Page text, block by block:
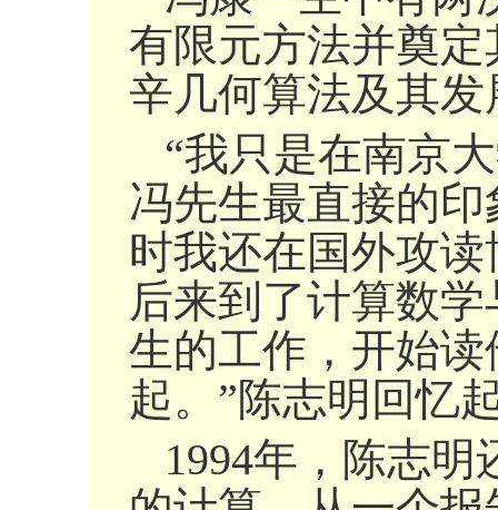
有限元方法并奠
辛几何算法及其发
“我只是在南京
冯先生最直接的
时我还在国外攻
后来到了计算数
生的工作，开始
起。”陈志明回忆
1994年，陈志